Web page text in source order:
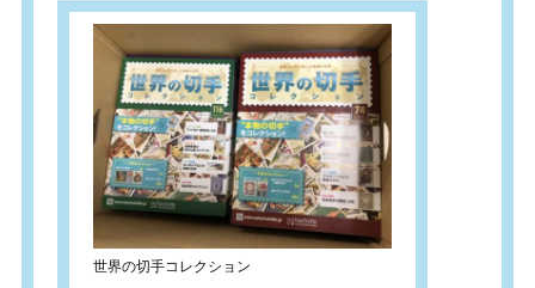
世界の切手コレクション